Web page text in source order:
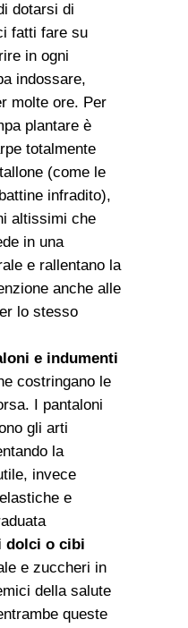
dotarsi di
fatti fare su
in ogni
indossare,
molte ore. Per
plantare è
totalmente
(come le
infradito),
altissimi che
in una
e rallentano la
anche alle
lo stesso
e indumenti
costringano le
I pantaloni
gli arti
la
invece
e
dolci o cibi
e zuccheri in
della salute
queste